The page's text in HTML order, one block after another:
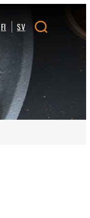
FI SV